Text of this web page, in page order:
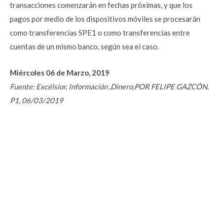
transacciones comenzarán en fechas próximas, y que los
pagos por medio de los dispositivos móviles se procesarán
como transferencias SPE1 o como transferencias entre
cuentas de un mismo banco, según sea el caso.
Miércoles 06 de Marzo, 2019
Fuente: Excélsior, Información ,Dinero,POR FELIPE GAZCÓN,
P1, 06/03/2019